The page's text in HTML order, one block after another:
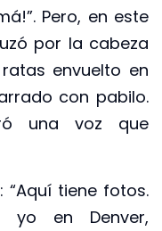
Pero, en este
por la cabeza
envuelto en
con pabilo.
una voz que
“Aquí tiene fotos.
yo en Denver,